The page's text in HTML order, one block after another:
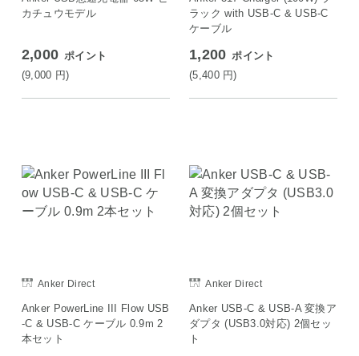
カチュウモデル
2,000 ポイント
(9,000 円)
ラック with USB-C & USB-C
ケーブル
1,200 ポイント
(5,400 円)
Anker Direct
Anker PowerLine III Flow USB
-C & USB-C ケーブル 0.9m 2
本セット
Anker Direct
Anker USB-C & USB-A 変換ア
ダプタ (USB3.0対応) 2個セッ
ト